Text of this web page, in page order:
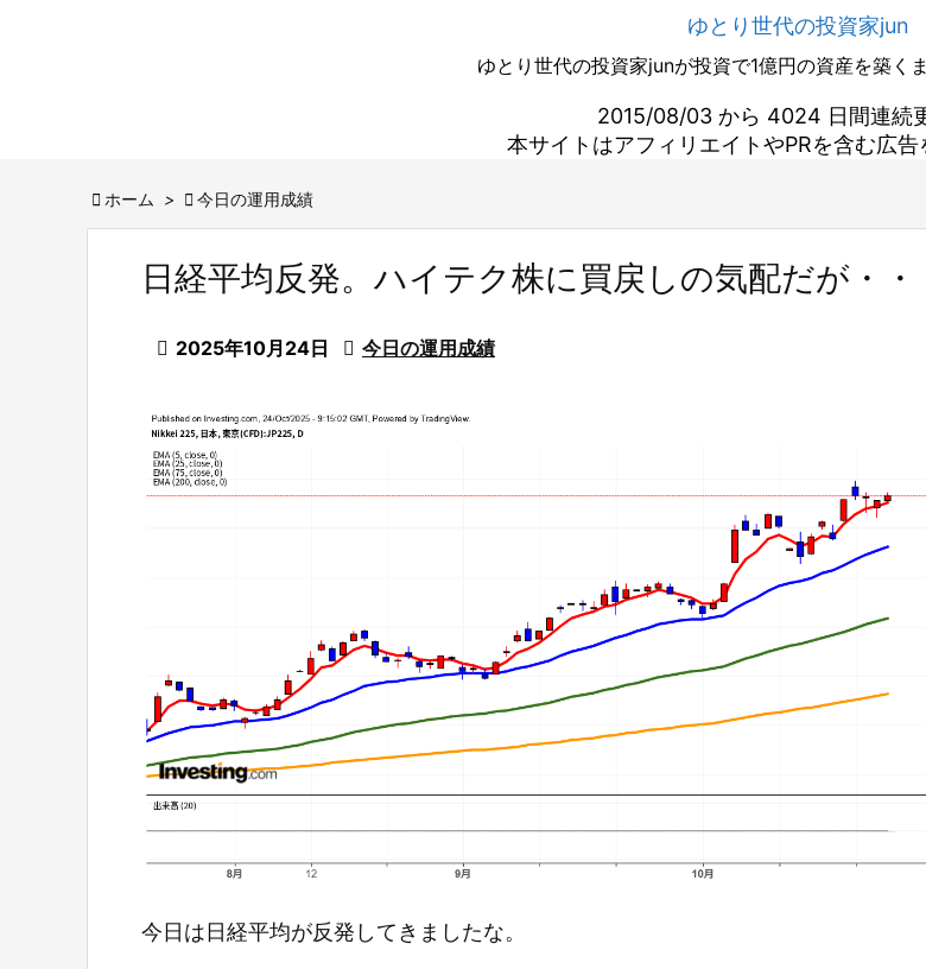
ゆとり世代の投資家jun
ゆとり世代の投資家junが投資で1億円の資産を築く
2015/08/03 から 4024 日間連続
本サイトはアフィリエイトやPRを含む広
 ホーム >  今日の運用成績
日経平均反発。ハイテク株に買戻しの気配だが・・
 2025年10月24日  今日の運用成績
今日は日経平均が反発してきましたな。